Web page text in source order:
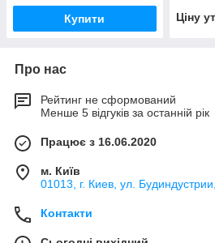
Купити Ціну
Про нас
Рейтинг не сформований
Менше 5 відгуків за останній рік
Працює з 16.06.2020
м. Київ
01013, г. Киев, ул.
Контакти